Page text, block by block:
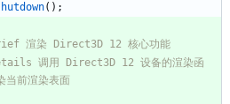
( ) ;